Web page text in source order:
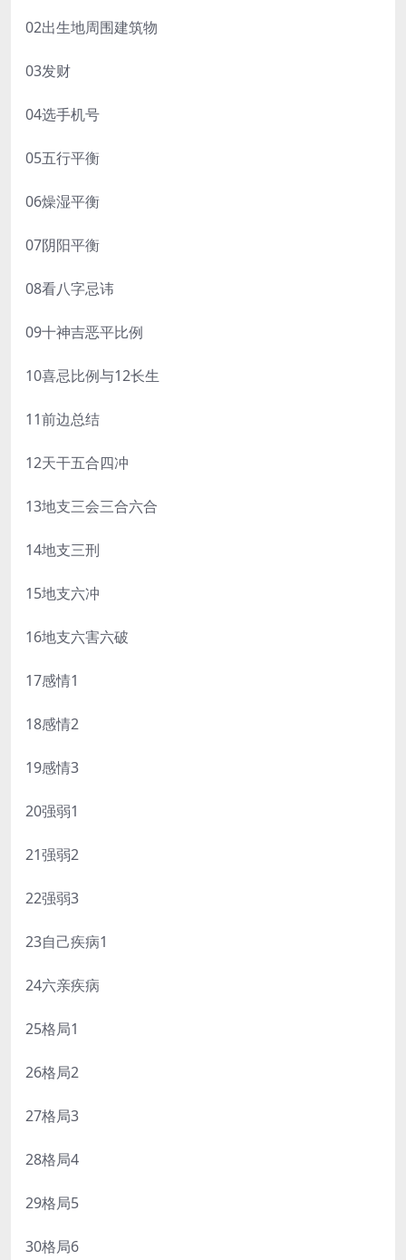
02出生地周围建筑物
03发财
04选手机号
05五行平衡
06燥湿平衡
07阴阳平衡
08看八字忌讳
09十神吉恶平比例
10喜忌比例与12长生
11前边总结
12天干五合四冲
13地支三会三合六合
14地支三刑
15地支六冲
16地支六害六破
17感情1
18感情2
19感情3
20强弱1
21强弱2
22强弱3
23自己疾病1
24六亲疾病
25格局1
26格局2
27格局3
28格局4
29格局5
30格局6